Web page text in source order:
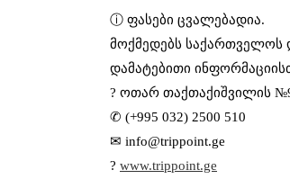
ⓘ ფასები ცვალებადია.
მოქმედებს საქართველოს
დამატებითი
? ოთარ თაქთაქიშვილის
✆ (+995 032) 2500 510
✉ info@trippoint.ge
? www.trippoint.ge